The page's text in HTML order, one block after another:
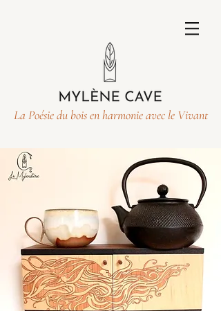
La Poésie du bois en harmonie avec le Vivant